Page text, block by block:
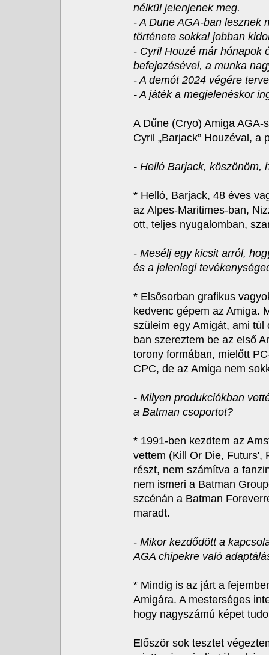
nélkül jelenjenek meg.
- A Dune AGA-ban lesznek
története sokkal jobban
- Cyril Houzé már hónapok
befejezésével, a munka
- A demót 2024 végére
- A játék a megjelenéskor
A Dűne (Cryo) Amiga
Cyril „Barjack” Houzéval, a
- Helló Barjack, köszönöm,
* Helló, Barjack, 48 éves
az Alpes-Maritimes-ban,
ott, teljes nyugalomban,
- Mesélj egy kicsit arról,
és a jelenlegi
* Elsősorban grafikus
kedvenc gépem az Amiga.
szüleim egy Amigát, ami túl
ban szereztem be az első
torony formában, mielőtt
CPC, de az Amiga nem
- Milyen produkciókban
a Batman csoportot?
* 1991-ben kezdtem az
vettem (Kill Or Die, Futurs',
részt, nem számítva a
nem ismeri a Batman
szcénán a Batman
maradt.
- Mikor kezdődött a
AGA chipekre való
* Mindig is az járt a
Amigára. A mesterséges
hogy nagyszámú képet
Először sok tesztet